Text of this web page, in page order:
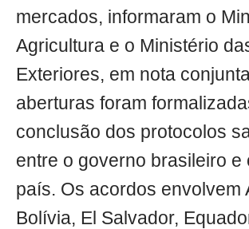
mercados, informaram o
Agricultura e o Ministério
Exteriores, em nota
aberturas foram
conclusão dos protocolos
entre o governo brasileiro e
país. Os acordos envolvem
Bolívia, El Salvador,